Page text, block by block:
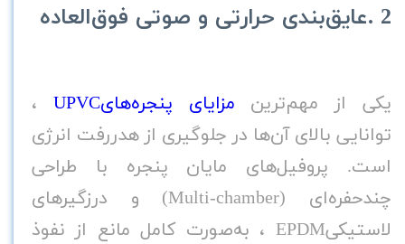
2
.عایق‌بندی حرارتی و صوتی فوق‌العاده
یکی از مهم‌ترین مزایای پنجره‌هایUPVC ،
توانایی بالای آن‌ها در جلوگیری از هدررفت انرژی
است. پروفیل‌های مایان پنجره با طراحی
چندحفره‌ای (Multi-chamber) و درزگیرهای
لاستیکیEPDM ، به‌صورت کامل مانع از نفوذ